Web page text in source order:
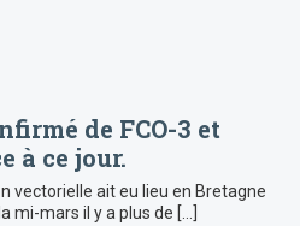
de FCO-3 et
à ce jour.
vectorielle ait eu lieu en Bretagne
mi-mars il y a plus de […]